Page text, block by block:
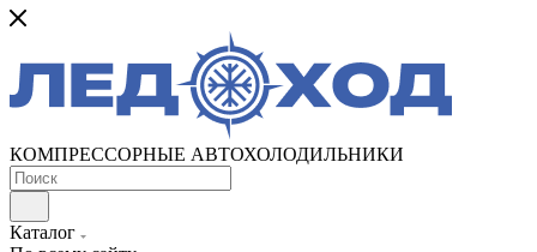
КОМПРЕССОРНЫЕ АВТОХОЛОДИЛЬНИКИ
Каталог